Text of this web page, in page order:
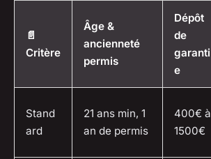
📄
Critère
Âge &
ancienneté
permis
Dépôt
de
garanti
e
Stand
ard
21 ans min, 1
an de permis
400€ à
1500€